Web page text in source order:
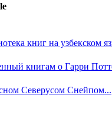
книг на узбекском
книгам о Гарри
Северусом Снейпом...